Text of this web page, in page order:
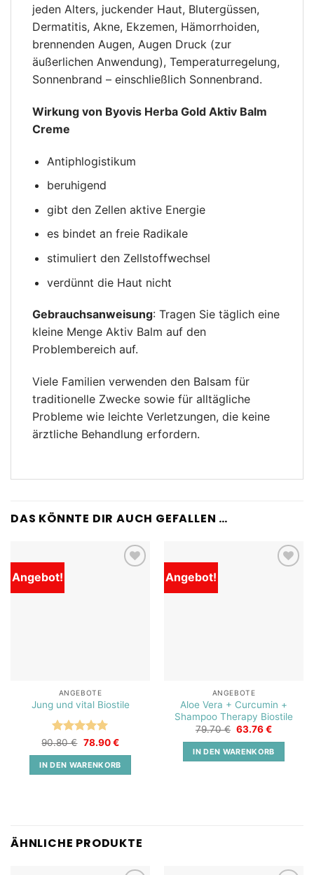
jeden Alters, juckender Haut, Blutergüssen,
Dermatitis, Akne, Ekzemen, Hämorrhoiden,
brennenden Augen, Augen Druck (zur
äußerlichen Anwendung), Temperaturregelung,
Sonnenbrand – einschließlich Sonnenbrand.
Wirkung von Byovis Herba Gold Aktiv Balm
Creme
Antiphlogistikum
beruhigend
gibt den Zellen aktive Energie
es bindet an freie Radikale
stimuliert den Zellstoffwechsel
verdünnt die Haut nicht
Gebrauchsanweisung: Tragen Sie täglich eine
kleine Menge Aktiv Balm auf den
Problembereich auf.
Viele Familien verwenden den Balsam für
traditionelle Zwecke sowie für alltägliche
Probleme wie leichte Verletzungen, die keine
ärztliche Behandlung erfordern.
DAS KÖNNTE DIR AUCH GEFALLEN …
Angebot!
ANGEBOTE
Jung und vital Biostile
Bewertet
mit5von
5
90.80€ Ursprünglicher
war:
90.80 €
78.90€Aktueller
ist:
78.90 €.
IN DEN WARENKORB
Angebot!
ANGEBOTE
Aloe Vera + Curcumin +
Shampoo Therapy Biostile
79.70€ Ursprünglicher
war:
79.70 €
63.76€Aktueller
ist:
63.76 €.
IN DEN WARENKORB
ÄHNLICHE PRODUKTE